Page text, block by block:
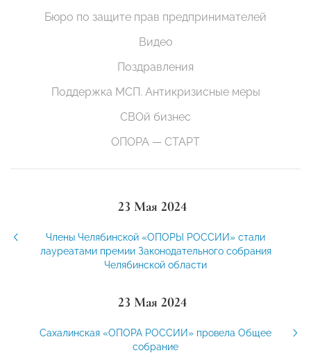
Бюро по защите прав предпринимателей
Видео
Поздравления
Поддержка МСП. Антикризисные меры
СВОй бизнес
ОПОРА — СТАРТ
23 Мая 2024
Члены Челябинской «ОПОРЫ РОССИИ» стали
лауреатами премии Законодательного собрания
Челябинской области
23 Мая 2024
Сахалинская «ОПОРА РОССИИ» провела Общее
собрание